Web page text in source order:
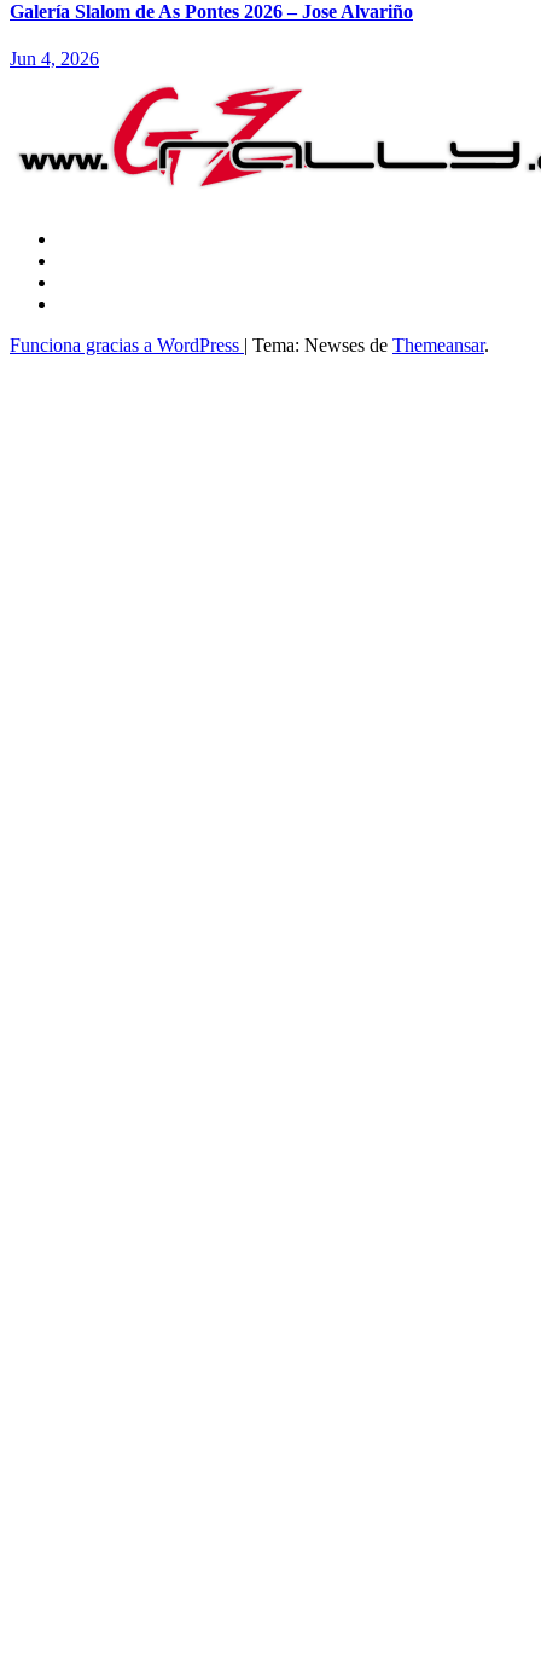
Galería Slalom de As Pontes 2026 – Jose Alvariño
Jun 4, 2026
Funciona gracias a WordPress Tema: Newses de Themeansar.